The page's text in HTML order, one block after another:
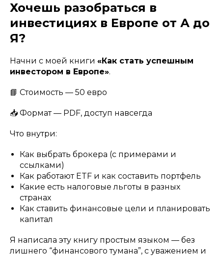
Хочешь разобраться в
инвестициях в Европе от А до
Я?
Начни с моей книги «Как стать успешным
инвестором в Европе».
📘 Стоимость — 50 евро
📥 Формат — PDF, доступ навсегда
Что внутри:
Как выбрать брокера (с примерами и
ссылками)
Как работают ETF и как составить портфель
Какие есть налоговые льготы в разных
странах
Как ставить финансовые цели и планировать
капитал
Я написала эту книгу простым языком — без
лишнего “финансового тумана”, с уважением и